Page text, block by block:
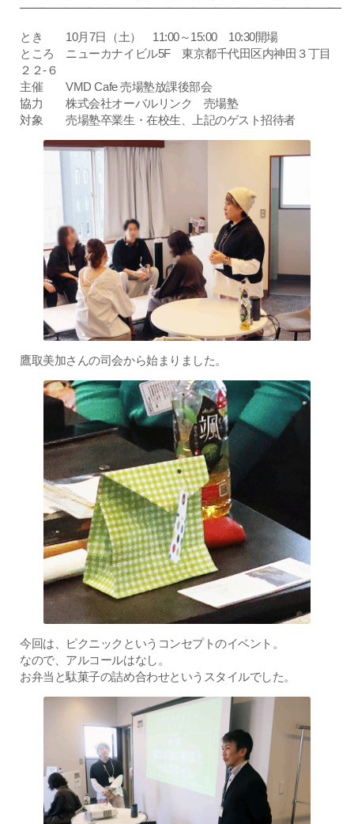
━━━━━━━━━━━━━━━━━━━━━━━━━━━━
とき 10月7日（土） 11:00～15:00 10:30開場
ところ ニューカナイビル5F 東京都千代田区内神田３丁目
２２-６
主催 VMD Cafe 売場塾放課後部会
協力 株式会社オーバルリンク 売場塾
対象 売場塾卒業生・在校生、上記のゲスト招待者
鷹取美加さんの司会から始まりました。
今回は、ピクニックというコンセプトのイベント。
なので、アルコールはなし。
お弁当と駄菓子の詰め合わせというスタイルでした。